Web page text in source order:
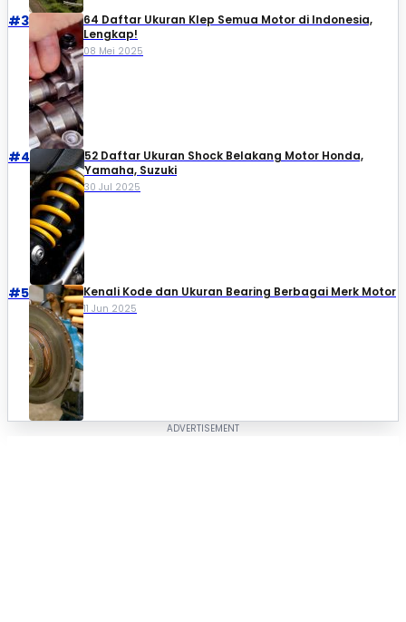
#3
64 Daftar Ukuran Klep Semua Motor di Indonesia,
Lengkap!
08 Mei 2025
#4
52 Daftar Ukuran Shock Belakang Motor Honda,
Yamaha, Suzuki​
30 Jul 2025
#5 Kenali Kode dan Ukuran Bearing Berbagai Merk Motor
11 Jun 2025